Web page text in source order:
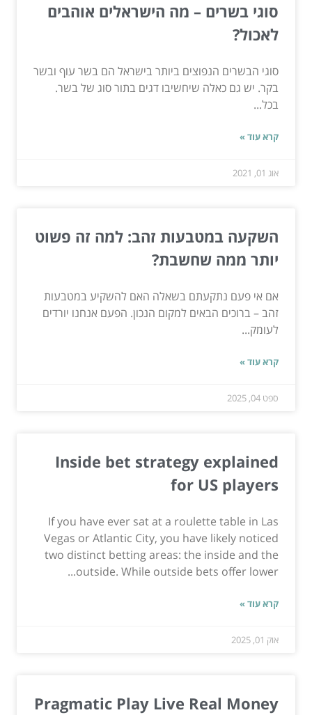
סוגי בשרים – מה הישראלים אוהבים
לאכול?
סוגי הבשרים הנפוצים ביותר בישראל הם בשר עוף ובשר
בקר. יש גם כאלה שיחשיבו דגים בתור סוג של בשר.
בכל...
קרא עוד »
אוג 01, 2021
השקעה במטבעות זהב: למה זה פשוט
יותר ממה שחשבת?
אם אי פעם נתקעתם בשאלה האם להשקיע במטבעות
זהב – ברוכים הבאים למקום הנכון. הפעם אנחנו יורדים
לעומק...
קרא עוד »
ספט 04, 2025
Inside bet strategy explained
for US players
If you have ever sat at a roulette table in Las
Vegas or Atlantic City, you have likely noticed
two distinct betting areas: the inside and the
outside. While outside bets offer lower...
קרא עוד »
אוק 01, 2025
Pragmatic Play Live Real Money